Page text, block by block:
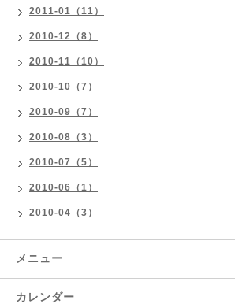
2011-01（11）
2010-12（8）
2010-11（10）
2010-10（7）
2010-09（7）
2010-08（3）
2010-07（5）
2010-06（1）
2010-04（3）
メニュー
カレンダー